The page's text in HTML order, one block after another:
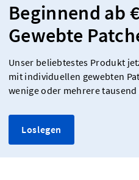
Beginnend ab
Gewebte
Unser beliebtestes Produkt
mit individuellen gewebten
wenige oder mehrere
Loslegen